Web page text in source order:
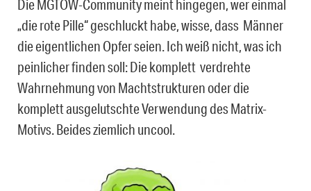
Die MGTOW-Community meint hingegen, wer einmal
„die rote Pille“ geschluckt habe, wisse, dass Männer
die eigentlichen Opfer seien. Ich weiß nicht, was ich
peinlicher finden soll: Die komplett verdrehte
Wahrnehmung von Machtstrukturen oder die
komplett ausgelutschte Verwendung des Matrix-
Motivs. Beides ziemlich uncool.